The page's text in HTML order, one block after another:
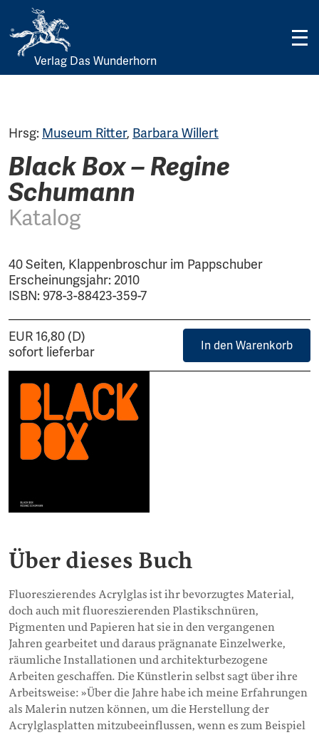
Skip
Verlag Das Wunderhorn
Hrsg: Museum Ritter, Barbara Willert
Black Box – Regine
Schumann
Katalog
40 Seiten, Klappenbroschur im Pappschuber
Erscheinungsjahr: 2010
ISBN: 978-3-88423-359-7
EUR 16,80 (D)
sofort lieferbar
In den Warenkorb
Über dieses Buch
Fluoreszierendes Acrylglas ist ihr bevorzugtes Material,
doch auch mit fluoreszierenden Plastikschnüren,
Pigmenten und Papieren hat sie in den vergangenen
Jahren gearbeitet und daraus prägnanate Einzelwerke,
räumliche Installationen und architekturbezogene
Arbeiten geschaffen. Die Künstlerin selbst sagt über ihre
Arbeitsweise: »Über die Jahre habe ich meine Erfahrungen
als Malerin nutzen können, um die Herstellung der
Acrylglasplatten mitzubeeinflussen, wenn es zum Beispiel